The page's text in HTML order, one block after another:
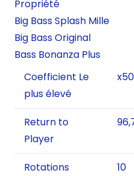
Propriété
Big Bass Splash Mille
Big Bass Original
Bass Bonanza Plus
Coefficient Le
plus élevé
Return to
Player
Rotations
10